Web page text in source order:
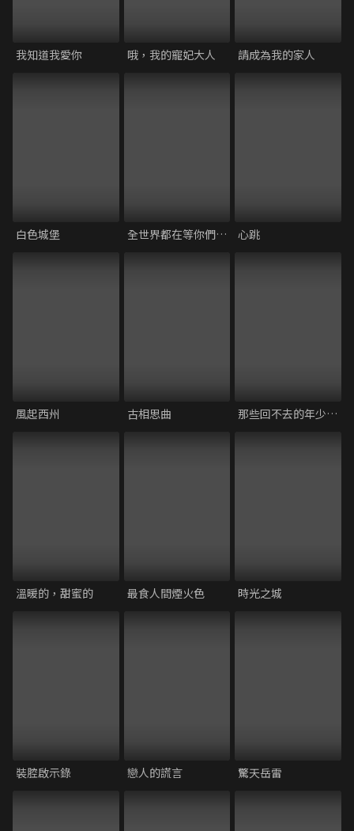
我知道我愛你 哦，我的寵妃大人 請成為我的家人
白色城堡 全世界都在等你們分手 心跳
風起西州 古相思曲 那些回不去的年少時光
溫暖的，甜蜜的 最食人間煙火色 時光之城
裝腔啟示錄 戀人的謊言 驚天岳雷